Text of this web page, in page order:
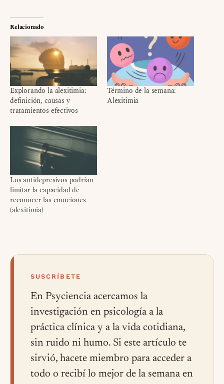
Relacionado
Explorando la alexitimia:
definición, causas y
tratamientos efectivos
Término de la semana:
Alexitimia
Los antidepresivos podrían
limitar la capacidad de
reconocer las emociones
(alexitimia)
SUSCRÍBETE
En Psyciencia acercamos la
investigación en psicología a la
práctica clínica y a la vida cotidiana,
sin ruido ni humo. Si este artículo te
sirvió, hacete miembro para acceder a
todo o recibí lo mejor de la semana en